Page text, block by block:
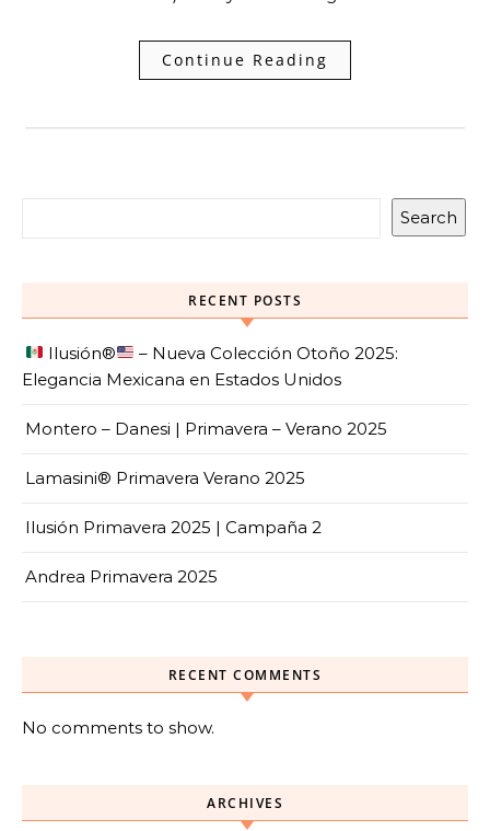
Continue Reading
Search
RECENT POSTS
Ilusión®️
– Nueva Colección Otoño 2025:
Elegancia Mexicana en Estados Unidos
Montero – Danesi | Primavera – Verano 2025
Lamasini® Primavera Verano 2025
Ilusión Primavera 2025 | Campaña 2
Andrea Primavera 2025
RECENT COMMENTS
No comments to show.
ARCHIVES